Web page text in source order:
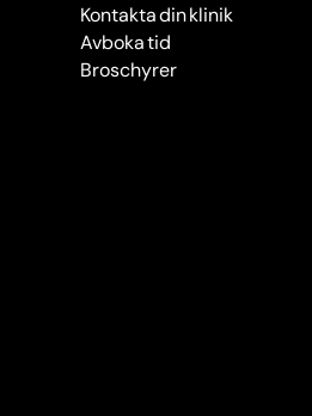
Kontakta din klinik
Avboka tid
Broschyrer